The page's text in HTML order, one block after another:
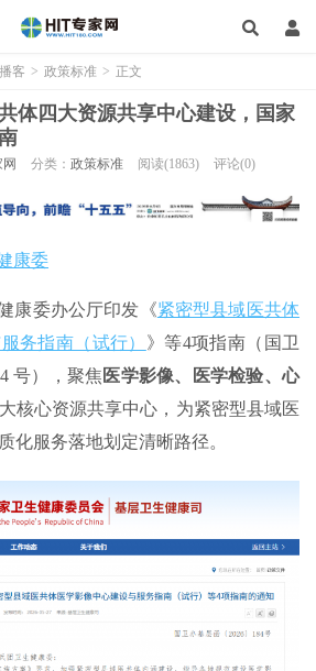
客 > 政策标准 > 正文
体四大资源共享中心建设，国家
分类： 政策标准 阅读(1863) 评论(0)
康委
康委办公厅印发《紧密型县域医共体
务指南（试行） 》等4项指南（国卫
号），聚焦 医学影像、医学检验、心
核心资源共享中心，为紧密型县域医
化服务落地划定清晰路径。